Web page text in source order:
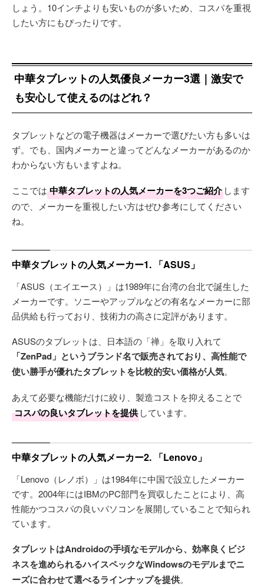
しょう。10インチよりも安いものが多いため、コスパを重視
したい方にもぴったりです。
中華タブレットの人気優良メーカー3選｜激安で
も安心して使えるのはどれ？
タブレットなどの電子機器はメーカーで選びたい方も多いは
ず。でも、国内メーカーと違ってどんなメーカーがあるのか
わからない方もいますよね。
ここでは 中華タブレットの人気メーカーを3つご紹介 します
ので、メーカーを重視したい方はぜひ参考にしてください
ね。
中華タブレットの人気メーカー1. 「ASUS」
「ASUS（エイエース）」は1989年に台湾の台北で誕生した
メーカーです。ソニーやアップルなどの有名なメーカーに部
品供給も行っており、技術力の高さに定評があります。
ASUSのタブレットは、日本語の「禅」を取り入れて
「ZenPad」というブランド名で販売されており、高性能で
使い勝手が優れたタブレットを比較的安い価格が人気。
あえて必要な機能だけに絞り、製造コストを抑えることで
コスパの良いタブレットを提供 しています。
中華タブレットの人気メーカー2. 「Lenovo」
「Lenovo（レノボ）」は1984年に中国で設立したメーカー
です。2004年にはIBMのPC部門を買収したことにより、高
性能かつコスパの良いパソコンを展開していることで知られ
ています。
タブレットはAndroidoの手頃なモデルから、効率良くビジ
ネスを進められるハイスペックなWindowsのモデルまでニ
ーズに合わせて選べるラインナップを提供。